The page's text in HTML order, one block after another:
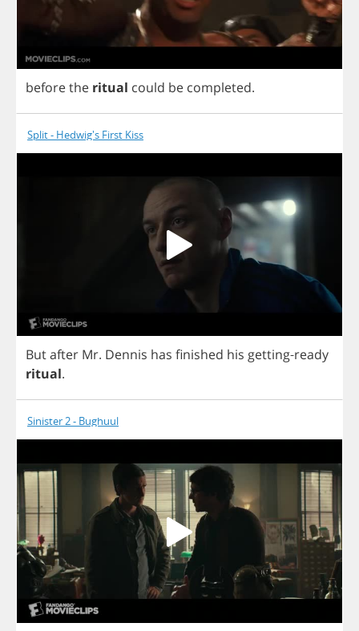
beforethe ritual could be completed.
Split - Hedwig's First Kiss
Butafter Mr. Dennis has finished his getting-ready
ritual.
Sinister 2 - Bughuul